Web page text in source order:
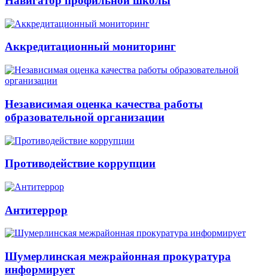
Аккредитационный мониторинг
Независимая оценка качества работы
образовательной организации
Противодействие коррупции
Антитеррор
Шумерлинская межрайонная прокуратура
информирует